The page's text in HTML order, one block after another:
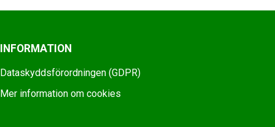
INFORMATION
Dataskyddsförordningen (GDPR)
Mer information om cookies